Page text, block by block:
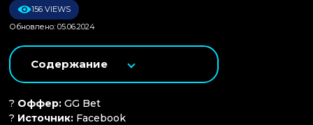
156 VIEWS
Обновлено: 05.06.2024
Содержание
? Оффер: GG Bet
? Источник: Facebook